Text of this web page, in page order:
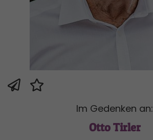
Im Gedenken an:
Otto Tirler